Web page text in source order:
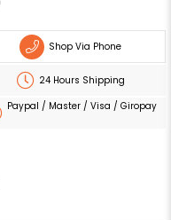
Shop Via Phone
24 Hours Shipping
Paypal / Master / Visa / Giropay